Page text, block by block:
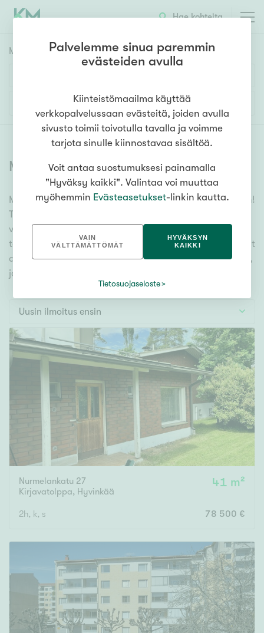
Hae kohteita
Myyntikohteet
1h 2h 3h 4h 5h+
Asuntotyyppi
Kerros-/luhtitalo
Rivitalo/paritalo
Omakoti-/erillistalo
Maa- tai metsätila
Vapaa-ajan asunto
Muut
000 000 €
Pinta-ala
Asuinpinta-ala Kokonaispinta-ala
Rakennusvuosi
Lisää hakuehtoja
Myytävät asunnot (6338)
Meiltä löydät myytävät asunnot, oli tarpeesi mikä vain!
Tuhansien kohteiden ja satojen kiinteistönvälittäjien
verkostomme auttaa sinua kenties elämäsi
tärkeimmässä päätöksessä. Katso alta kaikki myytävät
asunnot. Hyödynnä myös kätevää hakutyökaluamme,
jonka avulla löydät omien toiveidesi mukaisen kodin.
Uusin ilmoitus ensin
Nurmelankatu 27
Kirjavatolppa, Hyvinkää
41 m²
2h, k, s 78 500 €
Palvelemme sinua paremmin
evästeiden avulla
Kiinteistömaailma käyttää
verkkopalvelussaan evästeitä, joiden avulla
sivusto toimii toivotulla tavalla ja voimme
tarjota sinulle kiinnostavaa sisältöä.
Voit antaa suostumuksesi painamalla
"Hyväksy kaikki". Valintaa voi muuttaa
myöhemmin Evästeasetukset-linkin kautta.
VAIN
VÄLTTÄMÄTTÖMÄT
HYVÄKSYN
KAIKKI
Tietosuojaseloste